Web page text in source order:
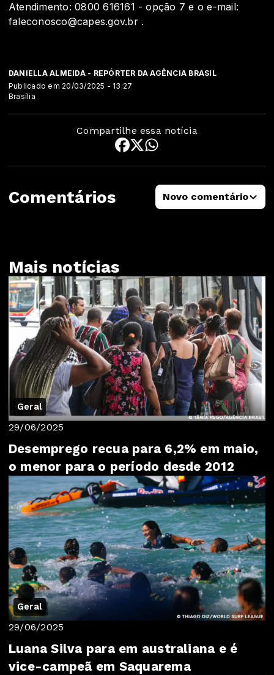
Atendimento: 0800 616161 - opção 7 e o e-mail:
faleconosco@capes.gov.br .
DANIELLA ALMEIDA - REPÓRTER DA AGÊNCIA BRASIL
Publicado em 20/03/2025 - 13:27
Brasília
Compartilhe essa notícia
Comentários Novo comentário
Mais notícias
Geral
29/06/2025
Desemprego recua para 6,2% em maio,
o menor para o período desde 2012
Geral
29/06/2025
Luana Silva para em australiana e é
vice-campeã em Saquarema